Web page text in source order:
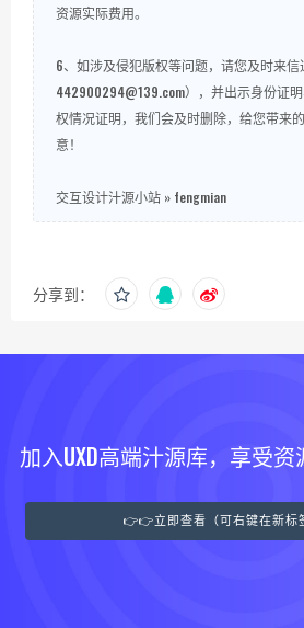
资源实际费用。
6、如涉及侵犯版权等问题，请您及时来信
442900294@139.com），并出示身份证
权情况证明，我们会及时删除，给您带来
意！
交互设计汁源小站 » fengmian
分享到：
加入UXD高端汁源库，享受资
👉👉立即查看（可右键在新标